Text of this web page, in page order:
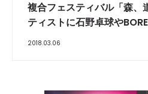
複合フェスティバル「森、
ティストに石野卓球や
2018.03.06